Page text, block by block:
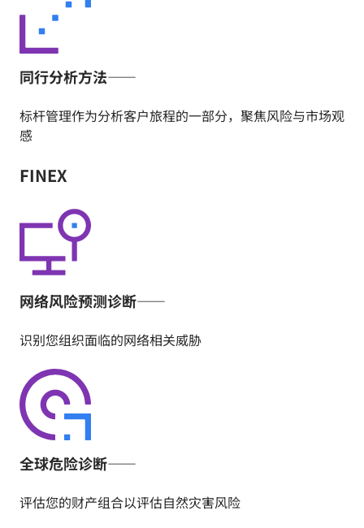
同行分析方法——
标杆管理作为分析客户旅程的一部分，聚焦风险与市场观
感
FINEX
网络风险预测诊断——
识别您组织面临的网络相关威胁
全球危险诊断——
评估您的财产组合以评估自然灾害风险